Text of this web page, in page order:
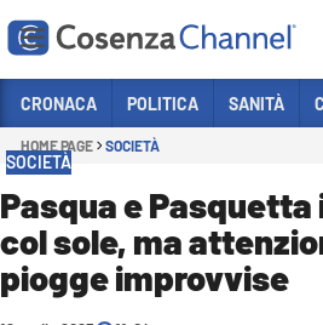
Sezioni
POLITICA
COSENZA CALCIO
CRONACA POLITICA SANITÀ
HOME PAGE SOCIETÀ
SOCIETÀ
Pasqua e Pasquetta
col sole, ma
piogge improvvise